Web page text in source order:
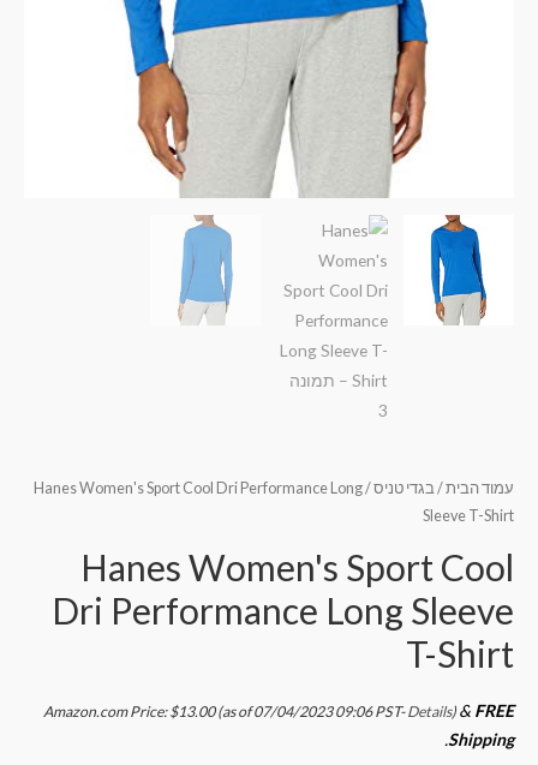
עמוד הבית/בגדי טניס / Hanes Women's Sport Cool Dri Performance Long
Sleeve T-Shirt
Hanes Women's Sport Cool
Dri Performance Long Sleeve
T-Shirt
Amazon.com Price:$13.00(as of 07/04/2023 09:06 PST-Details) & FREE
Shipping
.